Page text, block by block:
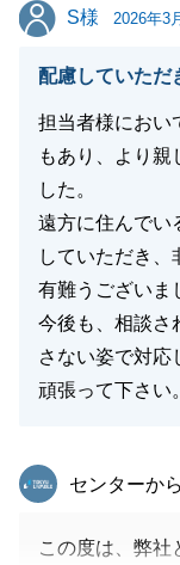
お取引は完了い
ーとして、今後
くお願い申し上
S様
S様 2026年3
配慮していただ
担当者様におい
もあり、より親
した。
遠方に住んでい
していただき、
有難うございま
今後も、相談さ
さない姿で対応
頑張って下さい。
東急リバブル
センターか
この度は、弊社